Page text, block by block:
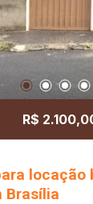
R$
locação
Brasília